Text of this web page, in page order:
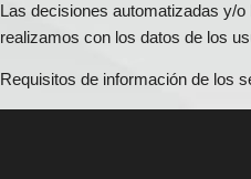
Las decisiones automatizadas y/
realizamos con los datos de los
Requisitos de información de los